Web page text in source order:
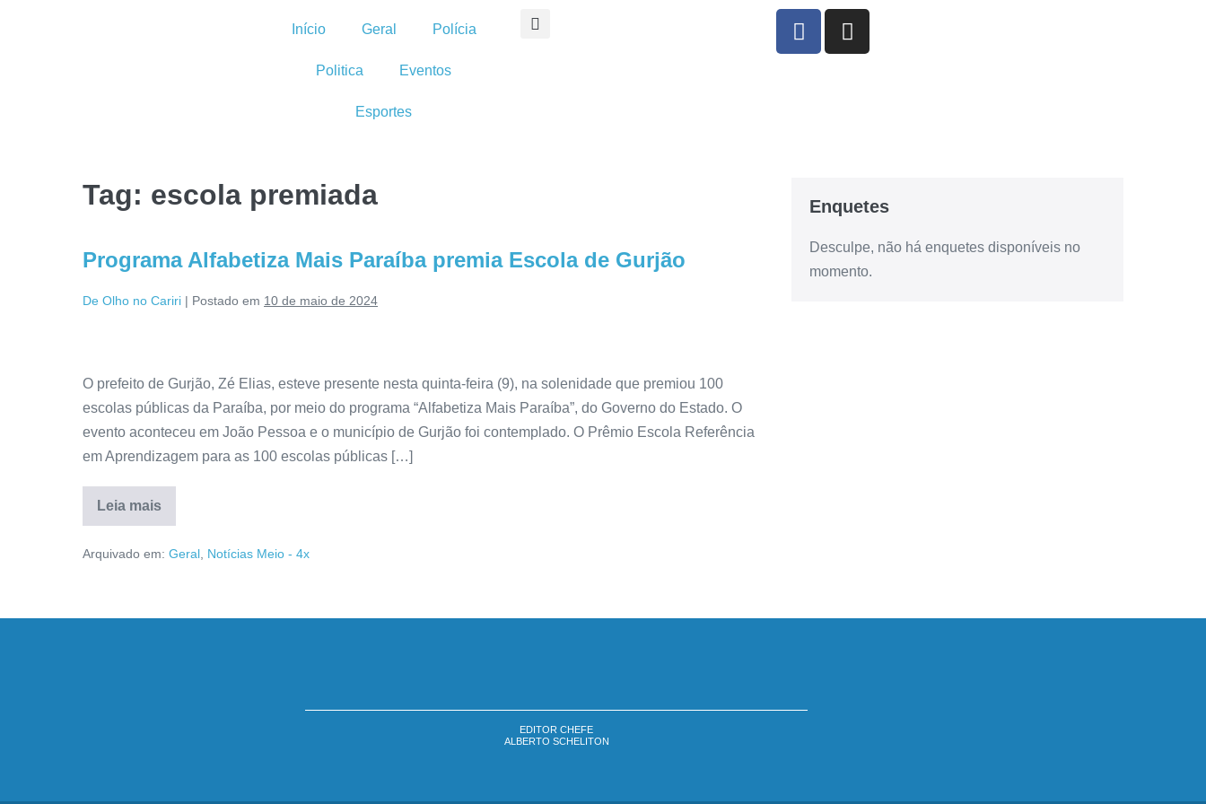
Início Geral Polícia
Politica Eventos
Esportes
Tag: escola premiada
Programa Alfabetiza Mais Paraíba premia Escola de Gurjão
De Olho no Cariri | Postado em 10 de maio de 2024
O prefeito de Gurjão, Zé Elias, esteve presente nesta quinta-feira (9), na solenidade que premiou 100
escolas públicas da Paraíba, por meio do programa “Alfabetiza Mais Paraíba”, do Governo do Estado. O
evento aconteceu em João Pessoa e o município de Gurjão foi contemplado. O Prêmio Escola Referência
em Aprendizagem para as 100 escolas públicas […]
Leia mais
Arquivado em: Geral Notícias Meio - 4x
Enquetes
Desculpe, não há enquetes disponíveis no
momento.
EDITOR CHEFE
ALBERTO SCHELITON